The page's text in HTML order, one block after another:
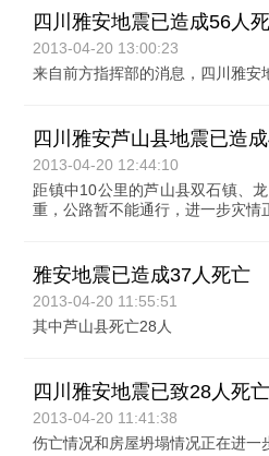
四川雅安地震已造成56人
2013-04-20 13:00:23
来自前方指挥部的消息，四川雅安
四川雅安芦山县地震已造
2013-04-20 12:44:10
距镇中10公里的芦山县双石镇、
重，公路暂不能通行，进一步灾情
雅安地震已造成37人死亡
2013-04-20 11:55:51
其中芦山县死亡28人
四川雅安地震已致28人死
2013-04-20 11:41:38
伤亡情况和房屋坍塌情况正在进一